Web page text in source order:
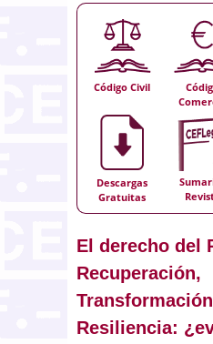
Código Civil
Descargas
Gratuitas
El derecho del
Recuperación,
Resiliencia: